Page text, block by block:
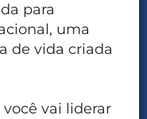
para
uma
de vida criada
vai liderar